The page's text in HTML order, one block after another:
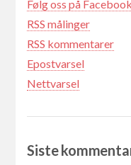
Følg oss på Facebook
RSS målinger
RSS kommentarer
Epostvarsel
Nettvarsel
Siste